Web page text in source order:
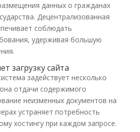
данных о гражданах
Децентрализованная
соблюдать
удерживая большую
загрузку сайта
задействует несколько
отдачи содержимого
неизменных документов на
устраняет потребность
хостингу при каждом запросе.